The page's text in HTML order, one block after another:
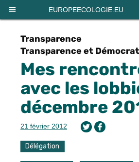
EUROPEECOLOGIE.EU
Transparence
Transparence et
Mes
avec les
décembre
21 février 2012
Délégation